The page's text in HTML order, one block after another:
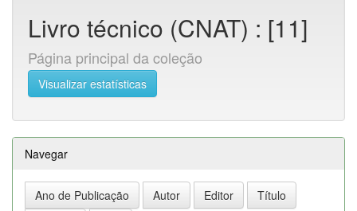
Livro técnico (CNAT) : [11]
Página principal da coleção
Visualizar estatísticas
Navegar